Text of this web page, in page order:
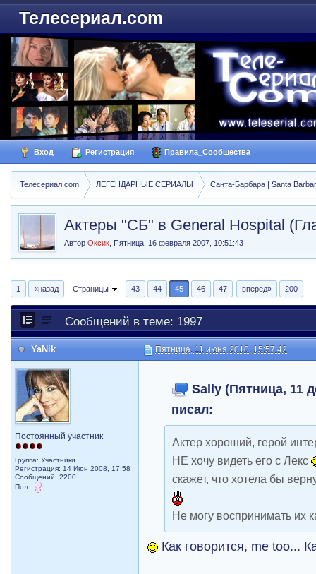
Телесериал.com
Вход Регистрация Правила_Сообщества
Телесериал.com ЛЕГЕНДАРНЫЕ СЕРИАЛЫ Санта-Барбара | Santa
Актеры "СБ" в General Hospital
АвторОксик ,Пятница, 16 февраля 2007, 10:51:43
1 «назад Страницы 43 44 45 46 47 вперед» 200
Сообщений в теме: 1997
YaNik Пятница, 11 июня 2010, 15:57:42
Постоянный участник
Группа: Участники
Регистрация: 14 Июн 2008, 17:58
Сообщений: 2200
Пол:
Sally (Пятница, 11
писал:
Актер хороший, герой
НЕ хочу видеть его с Лекс
скажет, что хотела бы
Не могу воспринимать их
Как говорится, me too...